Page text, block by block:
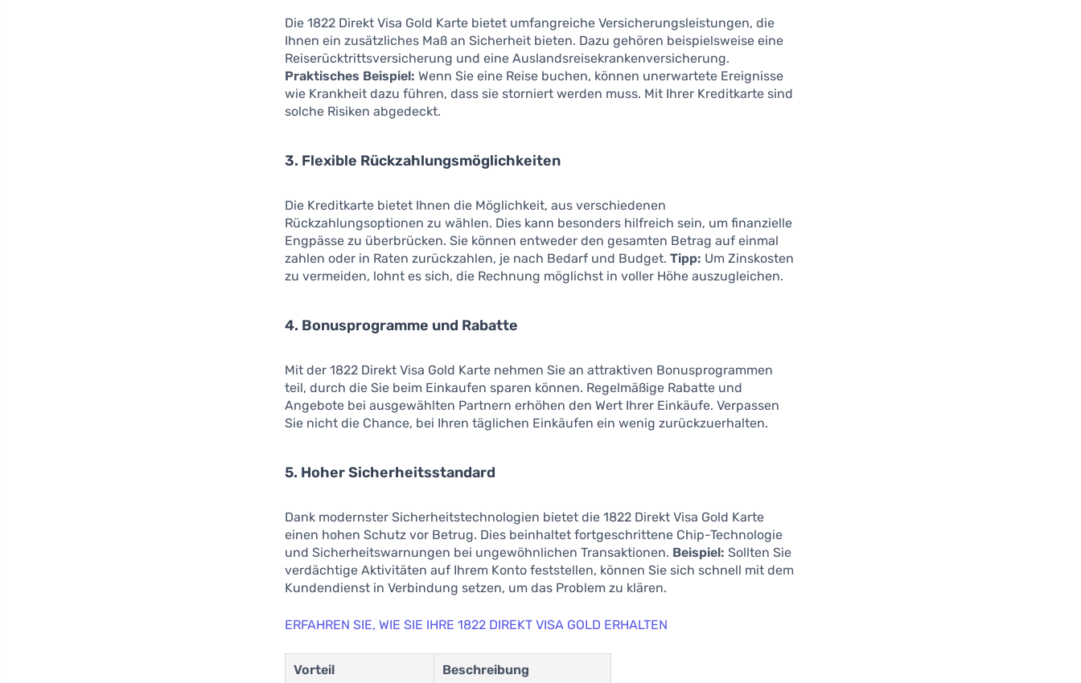
Die 1822 Direkt Visa Gold Karte bietet umfangreiche Versicherungsleistungen, die
Ihnen ein zusätzliches Maß an Sicherheit bieten. Dazu gehören beispielsweise eine
Reiserücktrittsversicherung und eine Auslandsreisekrankenversicherung.
Praktisches Beispiel: Wenn Sie eine Reise buchen, können unerwartete Ereignisse
wie Krankheit dazu führen, dass sie storniert werden muss. Mit Ihrer Kreditkarte sind
solche Risiken abgedeckt.
3. Flexible Rückzahlungsmöglichkeiten
Die Kreditkarte bietet Ihnen die Möglichkeit, aus verschiedenen
Rückzahlungsoptionen zu wählen. Dies kann besonders hilfreich sein, um finanzielle
Engpässe zu überbrücken. Sie können entweder den gesamten Betrag auf einmal
zahlen oder in Raten zurückzahlen, je nach Bedarf und Budget.Tipp: Um Zinskosten
zu vermeiden, lohnt es sich, die Rechnung möglichst in voller Höhe auszugleichen.
4. Bonusprogramme und Rabatte
Mit der 1822 Direkt Visa Gold Karte nehmen Sie an attraktiven Bonusprogrammen
teil, durch die Sie beim Einkaufen sparen können. Regelmäßige Rabatte und
Angebote bei ausgewählten Partnern erhöhen den Wert Ihrer Einkäufe. Verpassen
Sie nicht die Chance, bei Ihren täglichen Einkäufen ein wenig zurückzuerhalten.
5. Hoher Sicherheitsstandard
Dank modernster Sicherheitstechnologien bietet die 1822 Direkt Visa Gold Karte
einen hohen Schutz vor Betrug. Dies beinhaltet fortgeschrittene Chip-Technologie
und Sicherheitswarnungen bei ungewöhnlichen Transaktionen. Beispiel: Sollten Sie
verdächtige Aktivitäten auf Ihrem Konto feststellen, können Sie sich schnell mit dem
Kundendienst in Verbindung setzen, um das Problem zu klären.
ERFAHREN SIE, WIE SIE IHRE 1822 DIREKT VISA GOLD ERHALTEN
Vorteil Beschreibung